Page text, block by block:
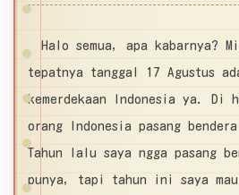
Halo semua, apa kabarnya?
tepatnya tanggal 17 Agustus
kemerdekaan Indonesia ya. Di
orang Indonesia pasang
Tahun lalu saya ngga pasang
punya, tapi tahun ini saya